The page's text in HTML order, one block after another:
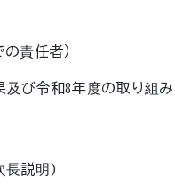
責任者）
び令和8年度の取り組
長説明)